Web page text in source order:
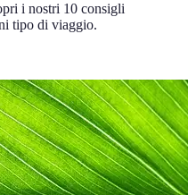
i nostri 10 consigli
tipo di viaggio.